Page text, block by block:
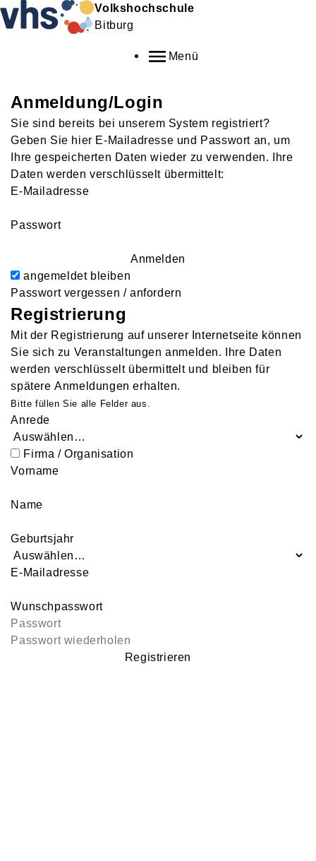
Volkshochschule
Bitburg
Menü
Anmeldung/Login
Sie sind bereits bei unserem System registriert?
Geben Sie hier E-Mailadresse und Passwort an, um
Ihre gespeicherten Daten wieder zu verwenden. Ihre
Daten werden verschlüsselt übermittelt:
E-Mailadresse
Passwort
Anmelden
angemeldet bleiben
Passwort vergessen / anfordern
Registrierung
Mit der Registrierung auf unserer Internetseite können
Sie sich zu Veranstaltungen anmelden. Ihre Daten
werden verschlüsselt übermittelt und bleiben für
spätere Anmeldungen erhalten.
Bitte füllen Sie alle Felder aus.
Anrede
Firma / Organisation
Vorname
Name
Geburtsjahr
E-Mailadresse
Wunschpasswort
Registrieren